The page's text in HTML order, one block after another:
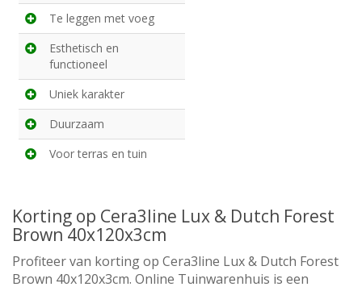
Te leggen met voeg
Esthetisch en
functioneel
Uniek karakter
Duurzaam
Voor terras en tuin
Korting op Cera3line Lux & Dutch Forest
Brown 40x120x3cm
Profiteer van korting op Cera3line Lux & Dutch Forest
Brown 40x120x3cm. Online Tuinwarenhuis is een